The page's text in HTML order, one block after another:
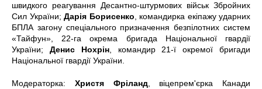
швидкого реагування Десантно-штурмових військ Збройних
Сил України; Дарія Борисенко , командирка екіпажу ударних
БПЛА загону спеціального призначення безпілотних систем
«Тайфун», 22-га окрема бригада Національної гвардії
України; Денис Нохрін, командир 21-ї окремої бригади
Національної гвардії України.
Модераторка: Христя Фріланд, віцепрем'єрка Канади